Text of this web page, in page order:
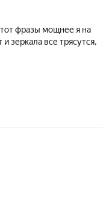
фразы мощнее я на
зеркала все трясутся,